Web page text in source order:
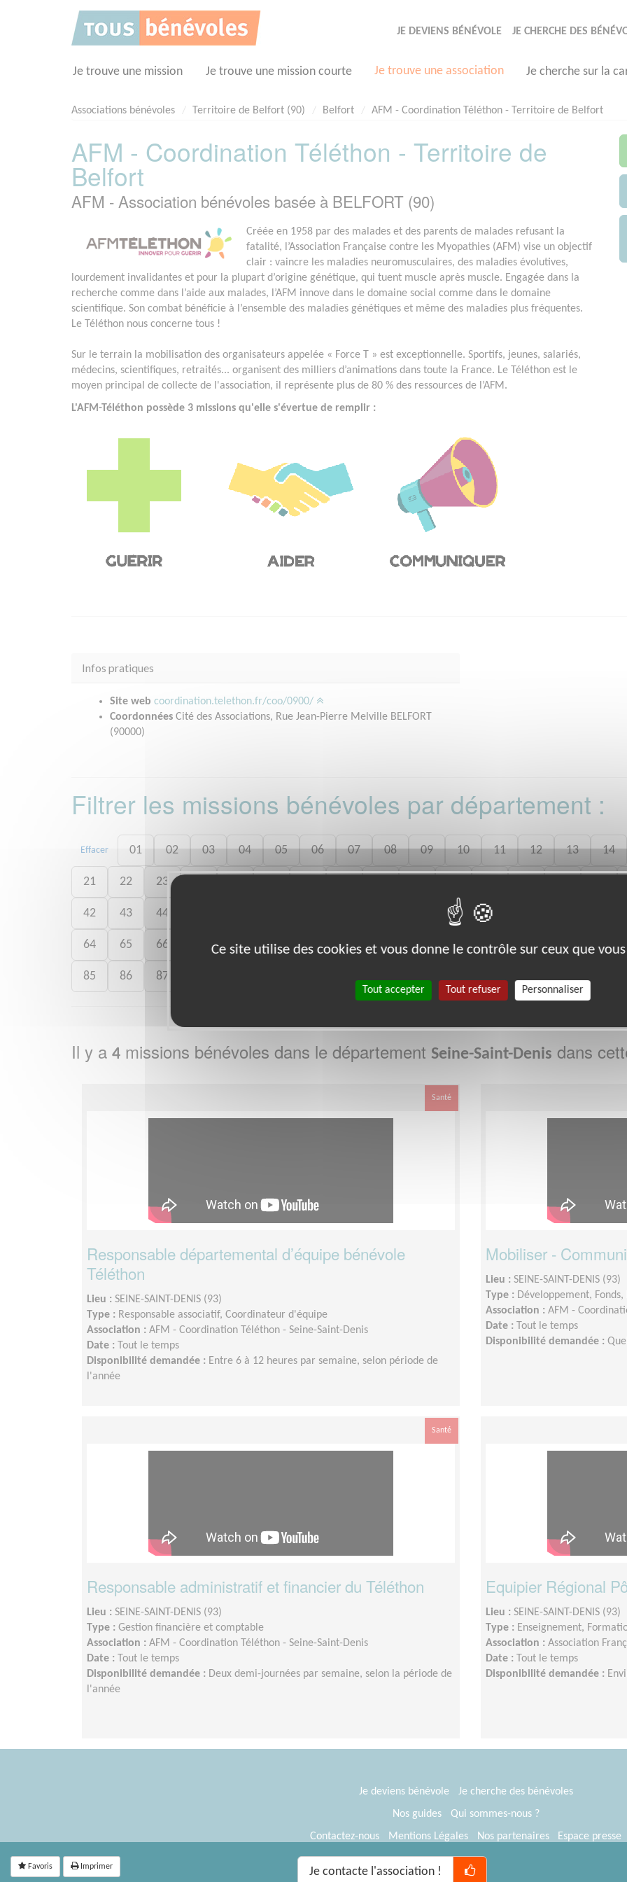
JE DEVIENS BÉNÉVOLE JE CHERCHE DES
Je trouve une mission Je trouve une mission courte Je trouve une association Je cherche sur la
Associations bénévoles Territoire de Belfort (90) Belfort AFM - Coordination Téléthon - Territoire de Belfort
AFM - Coordination Téléthon - Territoire de
Belfort
AFM - Association bénévoles basée à BELFORT (90)
Créée en 1958 par des malades et des parents de malades refusant la
fatalité, l’Association Française contre les Myopathies (AFM) vise un objectif
clair : vaincre les maladies neuromusculaires, des maladies évolutives,
lourdement invalidantes et pour la plupart d’origine génétique, qui tuent muscle après muscle. Engagée dans la
recherche comme dans l’aide aux malades, l’AFM innove dans le domaine social comme dans le domaine
scientifique. Son combat bénéficie à l’ensemble des maladies génétiques et même des maladies plus fréquentes.
Le Téléthon nous concerne tous !
Sur le terrain la mobilisation des organisateurs appelée « Force T » est exceptionnelle. Sportifs, jeunes, salariés,
médecins, scientifiques, retraités... organisent des milliers d’animations dans toute la France. Le Téléthon est le
moyen principal de collecte de l'association, il représente plus de 80 % des ressources de l’AFM.
L'AFM-Téléthon possède 3 missions qu'elle s'évertue de remplir :
Infos pratiques
Site web coordination.telethon.fr/coo/0900/
Coordonnées Cité des Associations, Rue Jean-Pierre Melville BELFORT
(90000)
Filtrer les missions bénévoles par département :
Effacer 01 02 03 04 05 06 07 08 09 10 11 12 13 14
21 22 23
42 43 44 53 54
64 65 66 68 69 70 71 72 73 74 75 76 77 78
85 86 87
Il y a 4 missions bénévoles dans le département Seine-Saint-Denis dans
Santé
Responsable départemental d’équipe bénévole
Téléthon
Lieu : SEINE-SAINT-DENIS (93)
Type : Responsable associatif, Coordinateur d'équipe
Association : AFM - Coordination Téléthon - Seine-Saint-Denis
Date :
Tout le temps
Disponibilité demandée : Entre 6 à 12 heures par semaine, selon période de
l'année
Mobiliser -
Lieu : SEINE-SAINT-DENIS (93)
Type : Développement,
Association : AFM -
Date :
Tout le temps
Disponibilité demandée :
Santé
Responsable administratif et financier du Téléthon
Lieu : SEINE-SAINT-DENIS (93)
Type : Gestion financière et comptable
Association : AFM - Coordination Téléthon - Seine-Saint-Denis
Date :
Tout le temps
Disponibilité demandée : Deux demi-journées par semaine, selon la période de
l'année
Equipier Régional
Lieu : SEINE-SAINT-DENIS (93)
Type : Enseignement,
Association : Association
Date :
Tout le temps
Disponibilité demandée :
Favoris Imprimer Je contacte l'association !
Je deviens bénévole
Je cherche des bénévoles
Nos guides
Qui sommes-nous ?
Contactez-nous
Mentions Légales Nos partenaires
Espace presse
® Tous Bénévoles 2012-2026
Ce site utilise des cookies et vous donne le contrôle sur ceux que
Tout accepter Tout refuser Personnaliser